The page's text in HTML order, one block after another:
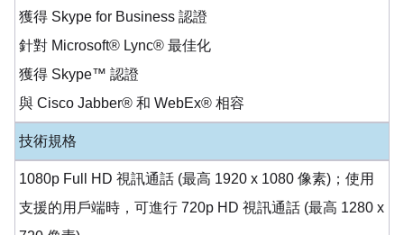
獲得 Skype for Business 認證
針對 Microsoft® Lync® 最佳化
獲得 Skype™ 認證
與 Cisco Jabber® 和 WebEx® 相容
技術規格
1080p Full HD 視訊通話 (最高 1920 x 1080 像素)；使用
支援的用戶端時，可進行 720p HD 視訊通話 (最高 1280 x